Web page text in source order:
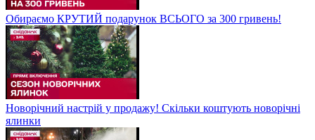
Обираємо КРУТИЙ подарунок ВСЬОГО за 300 гривень!
Новорічний настрій у продажу! Скільки коштують новорічні
ялинки